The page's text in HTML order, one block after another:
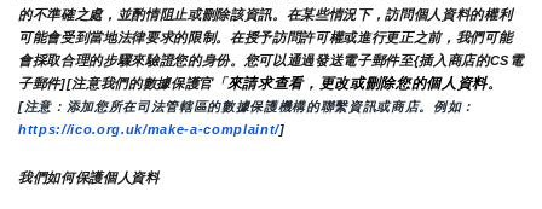
的不準確之處，並酌情阻止或刪除該資訊。在某些情況下，訪問個人資料的權利
可能會受到當地法律要求的限制。在授予訪問許可權或進行更正之前，我們可能
會採取合理的步驟來驗證您的身份。您可以通過發送電子郵件至{插入商店的CS電
子郵件][注意我們的數據保護官「來請求查看，更改或刪除您的個人資料。
[注意：添加您所在司法管轄區的數據保護機構的聯繫資訊或商店。例如：
https://ico.org.uk/make-a-complaint/]
我們如何保護個人資料